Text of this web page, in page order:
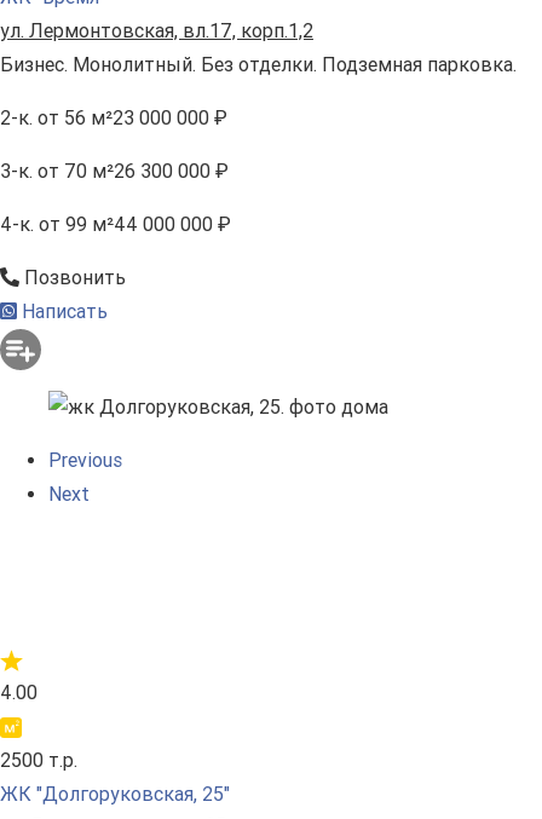
ул. Лермонтовская, вл.17, корп.1,2
Бизнес. Монолитный. Без отделки. Подземная парковка.
2-к. от 56 м²23 000 000 ₽
3-к. от 70 м²26 300 000 ₽
4-к. от 99 м²44 000 000 ₽
Позвонить
Написать
Previous
Next
4.00
2500 т.р.
ЖК "Долгоруковская, 25"